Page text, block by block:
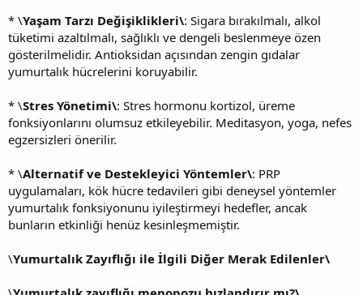
* \Yaşam Tarzı Değişiklikleri\: Sigara bırakılmalı, alkol
tüketimi azaltılmalı, sağlıklı ve dengeli beslenmeye özen
gösterilmelidir. Antioksidan açısından zengin gıdalar
yumurtalık hücrelerini koruyabilir.
* \Stres Yönetimi\: Stres hormonu kortizol, üreme
fonksiyonlarını olumsuz etkileyebilir. Meditasyon, yoga, nefes
egzersizleri önerilir.
* \Alternatif ve Destekleyici Yöntemler\: PRP
uygulamaları, kök hücre tedavileri gibi deneysel yöntemler
yumurtalık fonksiyonunu iyileştirmeyi hedefler, ancak
bunların etkinliği henüz kesinleşmemiştir.
\Yumurtalık Zayıflığı ile İlgili Diğer Merak Edilenler\